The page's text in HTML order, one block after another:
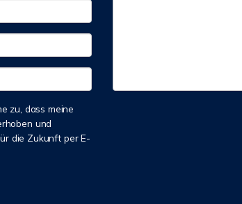
zu, dass meine
und
die Zukunft per E-